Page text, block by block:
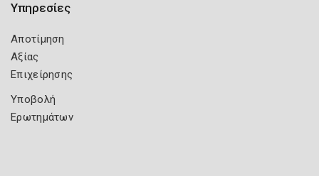
Υπηρεσίες
Αποτίμηση
Αξίας
Επιχείρησης
Υποβολή
Ερωτημάτων